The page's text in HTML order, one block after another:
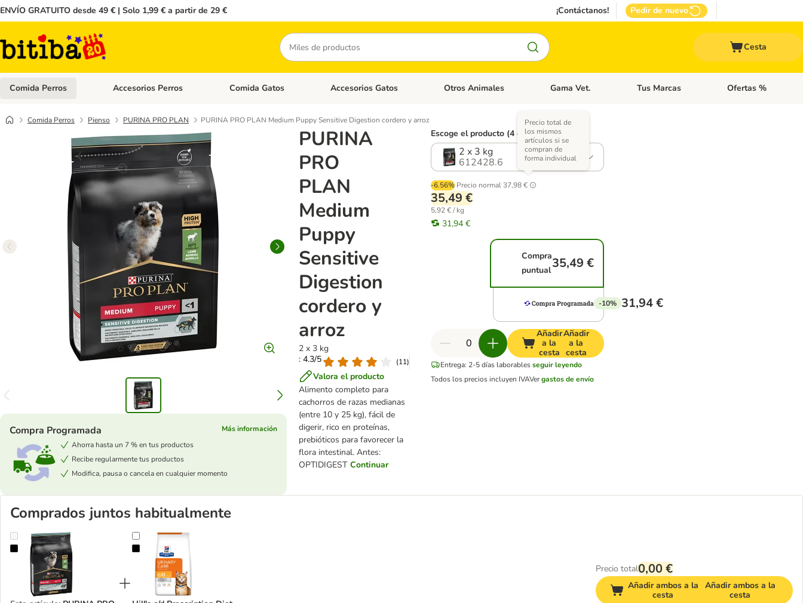
ENVÍO GRATUITO desde 49 € | Solo 1,99 € a partir de 29 € ¡Contáctanos! Pedir de nuevo
Buscar
Cesta
Comida Perros Menú de categoria abierto: Comida Perros
Accesorios Perros Menú de categoria abierto: Accesorios Perros
Comida Gatos Menú de categoria abierto: Comida Gatos
Accesorios Gatos Menú de categoria abierto: Accesorios Gatos
Otros Animales Menú de categoria abierto: Otros Animales
Gama Vet. Menú de categoria abierto: Gama Vet.
Tus Marcas Menú de categoria
Ofertas %
Comida Perros Pienso PURINA PRO PLAN PURINA PRO PLAN Medium Puppy Sensitive Digestion cordero y arroz
PURINA
PRO
PLAN
Medium
Puppy
Sensitive
Digestion
cordero y
arroz
2 x 3 kg
: 4.3/5
(11)
Valora el producto
Alimento completo para
cachorros de razas medianas
(entre 10 y 25 kg), fácil de
digerir, rico en proteínas,
prebióticos para favorecer la
flora intestinal. Antes:
OPTIDIGEST Continuar
Compra Programada
Más información
Ahorra hasta un 7 % en tus productos
Recibe regularmente tus productos
Modifica, pausa o cancela en cualquier momento
Escoge el producto (4 opciones)
2 x 3 kg
612428.6
-6.56% Precio normal 37,98 €
Precio total de
los mismos
artículos si se
compran de
forma individual
35,49 €
5,92 € / kg
31,94 €
Compra
puntual35,49 €
-10% 31,94 €
Añadir
a la
cesta
Añadir
a la
cesta
Entrega: 2-5 días laborables seguir leyendo
Todos los precios incluyen IVAVergastos de envío
Comprados juntos habitualmente
PURINA PRO PLAN Medium Puppy Sensitive Digestion cordero y arroz
Hill's c/d Prescription Diet con pollo pienso para gatos
Precio total0,00 €
Añadir ambos a la
cesta
Añadir ambos a la
cesta